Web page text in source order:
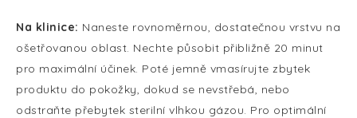
Na klinice: Naneste rovnoměrnou, dostatečnou vrstvu na
ošetřovanou oblast. Nechte působit přibližně 20 minut
pro maximální účinek. Poté jemně vmasírujte zbytek
produktu do pokožky, dokud se nevstřebá, nebo
odstraňte přebytek sterilní vlhkou gázou. Pro optimální